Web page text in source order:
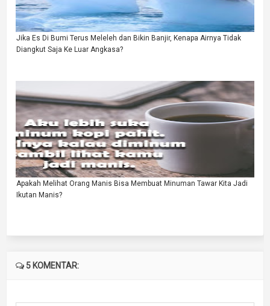
Jika Es Di Bumi Terus Meleleh dan Bikin Banjir, Kenapa Airnya Tidak
Diangkut Saja Ke Luar Angkasa?
Apakah Melihat Orang Manis Bisa Membuat Minuman Tawar Kita Jadi
Ikutan Manis?
5 KOMENTAR: